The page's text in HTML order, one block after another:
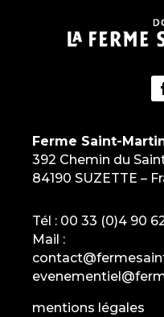
Ferme Saint-
392 Chemin du
84190 SUZETTE –
Tél : 00 33 (0)4 90
Mail :
mentions légales